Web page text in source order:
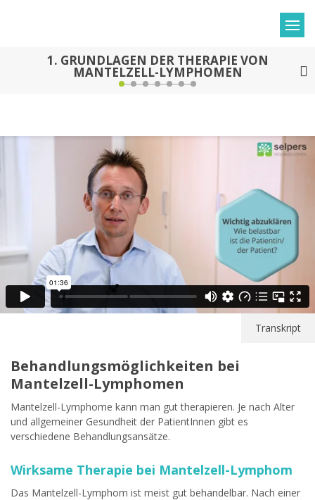
1. GRUNDLAGEN DER THERAPIE VON
MANTELZELL-LYMPHOMEN
Transkript
Behandlungsmöglichkeiten bei
Mantelzell-Lymphomen
Mantelzell-Lymphome kann man gut therapieren. Je nach Alter
und allgemeiner Gesundheit der PatientInnen gibt es
verschiedene Behandlungsansätze.
Wirksame Therapie bei Mantelzell-Lymphom
Das Mantelzell-Lymphom ist meist gut behandelbar. Nach einer